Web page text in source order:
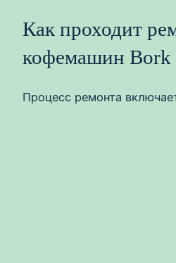
Как проходит
кофемашин Bork
Процесс ремонта